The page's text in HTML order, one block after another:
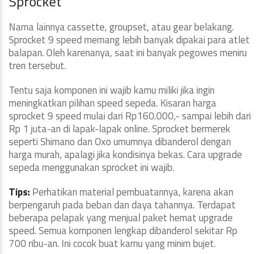
Nama lainnya cassette, groupset, atau gear belakang.
Sprocket 9 speed memang lebih banyak dipakai para atlet
balapan. Oleh karenanya, saat ini banyak pegowes meniru
tren tersebut.
Tentu saja komponen ini wajib kamu miliki jika ingin
meningkatkan pilihan speed sepeda. Kisaran harga
sprocket 9 speed mulai dari Rp160.000,- sampai lebih dari
Rp 1 juta-an di lapak-lapak online. Sprocket bermerek
seperti Shimano dan Oxo umumnya dibanderol dengan
harga murah, apalagi jika kondisinya bekas. Cara upgrade
sepeda menggunakan sprocket ini wajib.
Tips:Perhatikan material pembuatannya, karena akan
berpengaruh pada beban dan daya tahannya. Terdapat
beberapa pelapak yang menjual paket hemat upgrade
speed. Semua komponen lengkap dibanderol sekitar Rp
700 ribu-an. Ini cocok buat kamu yang minim bujet.